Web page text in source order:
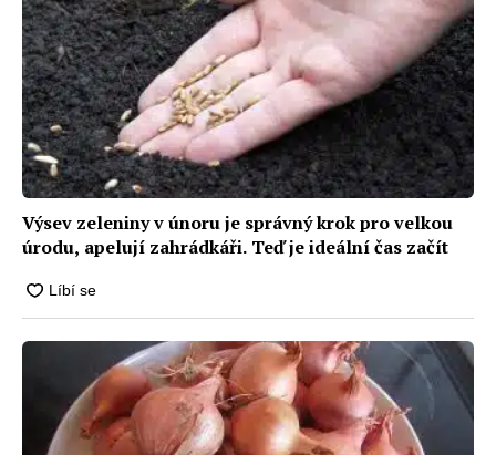
Výsev zeleniny v únoru je správný krok pro velkou
úrodu, apelují zahrádkáři. Teď je ideální čas začít